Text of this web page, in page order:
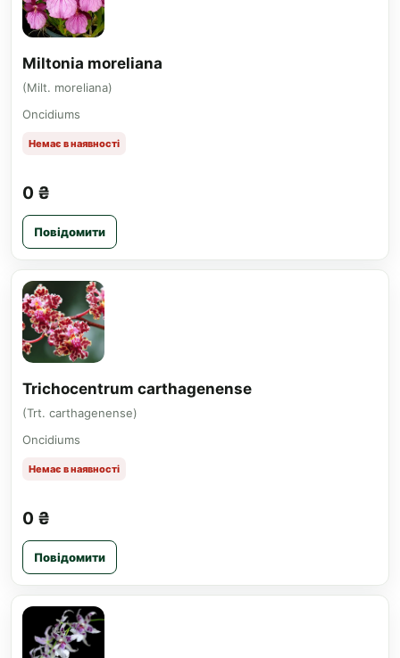
Miltonia moreliana
(Milt. moreliana)
Oncidiums
Немає в наявності
0 ₴
Повідомити
Trichocentrum carthagenense
(Trt. carthagenense)
Oncidiums
Немає в наявності
0 ₴
Повідомити